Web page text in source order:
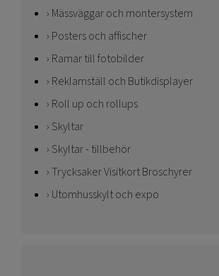
Mässväggar och montersystem
Posters och affischer
Ramar till fotobilder
Reklamställ och Butikdisplayer
Roll up och rollups
Skyltar
Skyltar - tillbehör
Trycksaker Visitkort Broschyrer
Utomhusskylt och expo